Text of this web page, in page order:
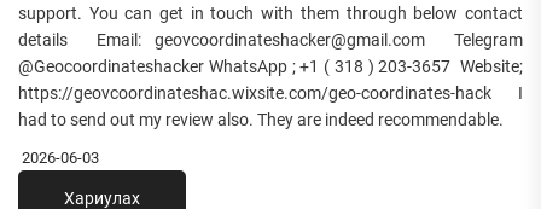
support. You can get in touch with them through below contact
details Email: geovcoordinateshacker@gmail.com Telegram
@Geocoordinateshacker WhatsApp ; +1 ( 318 ) 203-3657 Website;
https://geovcoordinateshac.wixsite.com/geo-coordinates-hack I
had to send out my review also. They are indeed recommendable.
2026-06-03
Хариулах